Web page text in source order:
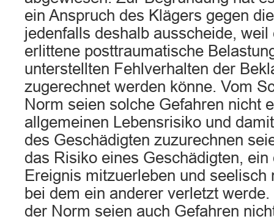
ein Anspruch des Klägers gegen
jedenfalls deshalb ausscheide,
erlittene posttraumatische
unterstellten Fehlverhalten der
zugerechnet werden könne. Vom
Norm seien solche Gefahren nicht
allgemeinen Lebensrisiko und
des Geschädigten zuzurechnen
das Risiko eines Geschädigten,
Ereignis mitzuerleben und seelisch
bei dem ein anderer verletzt
der Norm seien auch Gefahren